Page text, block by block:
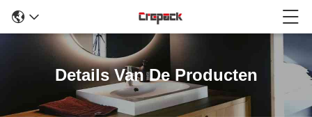
Details Van De Producten